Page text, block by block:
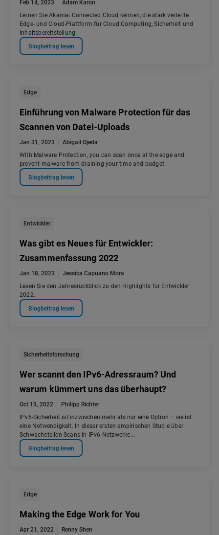
Feb 14, 2023
Adam Karon
Lernen Sie Akamai Connected Cloud kennen, die stark verteilte
Edge- und Cloud-Plattform für Cloud Computing, Sicherheit und
Inhaltsbereitstellung.
Blogbeitrag lesen
Edge
Einführung von Malware Protection für das
Scannen von Datei-Uploads
Jan 31, 2023
Abigail Ojeda
With Malware Protection, you can scan once at the edge and
prevent malware from draining your time and budget.
Blogbeitrag lesen
Entwickler
Was gibt es Neues für Entwickler:
Zusammenfassung 2022
Jan 18, 2023
Jessica Capuano Mora
Lesen Sie den Jahresrückblick zu den Highlights für Entwickler
2022.
Blogbeitrag lesen
Sicherheitsforschung
Wer scannt den IPv6-Adressraum? Und
warum kümmert uns das überhaupt?
Oct 19, 2022
Philipp Richter
IPv6-Sicherheit ist inzwischen mehr als nur eine Option – sie ist
eine Notwendigkeit. In dieser ersten empirischen Studie über
Schwachstellen-Scans in IPv6-Netzwerke...
Blogbeitrag lesen
Edge
Making the Edge Work for You
Apr 21, 2022
Renny Shen